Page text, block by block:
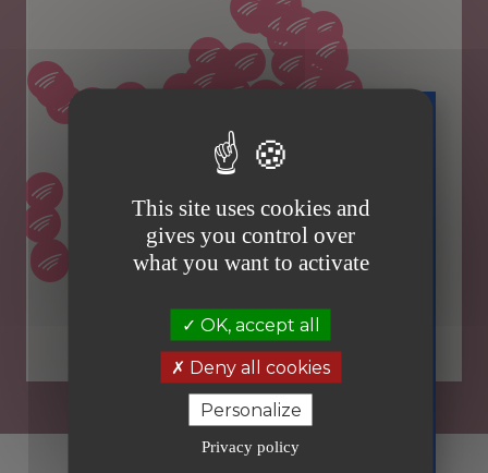
This site uses cookies and
gives you control over
what you want to activate
OK, accept all
Deny all cookies
Personalize
Privacy policy
Téléchargez
votre guide
sur la facture
électronique
Tous prêts
le 1 er
septembre
2026
en toute
sérénité